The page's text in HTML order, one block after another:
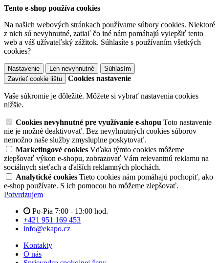
Tento e-shop používa cookies
Na našich webových stránkach používame súbory cookies. Niektoré
z nich sú nevyhnutné, zatiaľ čo iné nám pomáhajú vylepšiť tento
web a váš užívateľský zážitok. Súhlasíte s používaním všetkých
cookies?
Nastavenie Len nevyhnutné
Súhlasím
Zavrieť cookie lištu
Cookies nastavenie
Vaše súkromie je dôležité. Môžete si vybrať nastavenia cookies
nižšie.
Cookies nevyhnutné pre využívanie e-shopu Toto nastavenie
nie je možné deaktivovať. Bez nevyhnutných cookies súborov
nemožno naše služby zmysluplne poskytovať.
Marketingové cookies Vďaka týmto cookies môžeme
zlepšovať výkon e-shopu, zobrazovať Vám relevantnú reklamu na
sociálnych sieťach a ďalších reklamných plochách.
Analytické cookies Tieto cookies nám pomáhajú pochopiť, ako
e-shop používate. S ich pomocou ho môžeme zlepšovať.
Potvrdzujem
Po-Pia 7:00 - 13:00 hod.
+421 951 169 453
info@ekapo.cz
Kontakty
O nás